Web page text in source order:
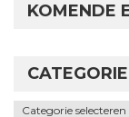
KOMENDE
Categorieën